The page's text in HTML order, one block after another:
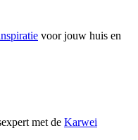
voor jouw huis en
met de Karwei